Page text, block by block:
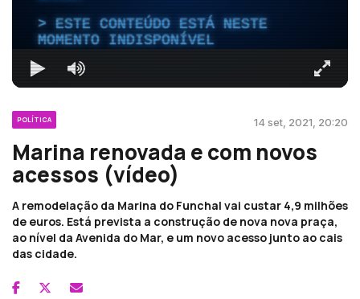
ESTE CONTEÚDO ESTÁ NESTE
MOMENTO INDISPONÍVEL
POLÍTICA 14 set, 2021, 20:20
Marina renovada e com novos
acessos (vídeo)
A remodelação da Marina do Funchal vai custar 4,9 milhões
de euros. Está prevista a construção de nova nova praça,
ao nível da Avenida do Mar, e um novo acesso junto ao cais
das cidade.